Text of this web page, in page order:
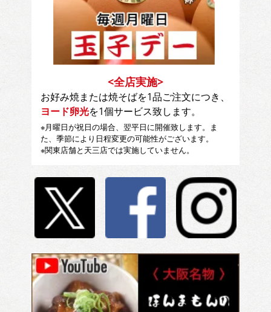
<全店実施>
お好み焼または焼そばを1品ご注文につき、
ヨード卵光を1個サービス致します。
※月曜日が祝日の場合、翌平日に開催致します。ま
た、季節により日程変更の可能性がございます。
※関東店舗と天三店では実施していません。